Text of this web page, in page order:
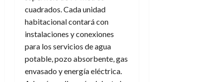
cuadrados. Cada unidad
habitacional contará con
instalaciones y conexiones
para los servicios de agua
potable, pozo absorbente, gas
envasado y energía eléctrica.